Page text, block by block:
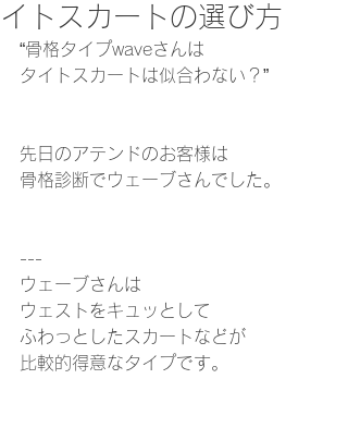
イトスカートの選び方
“骨格タイプwaveさんは
タイトスカートは似合わない？”
先日のアテンドのお客様は
骨格診断でウェーブさんでした。
---
ウェーブさんは
ウェストをキュッとして
ふわっとしたスカートなどが
比較的得意なタイプです。